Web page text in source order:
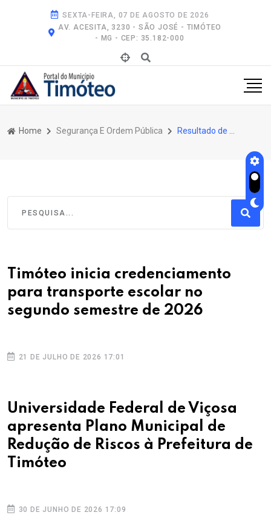
SEXTA-FEIRA, 07 DE AGOSTO DE 2026
AV. ACESITA, 3230 - SÃO JOSÉ - TIMÓTEO
- MG - CEP: 35.182-000
Home Segurança E Ordem Pública
Timóteo inicia credenciamento
para transporte escolar no
segundo semestre de 2026
21 DE JULHO DE 2026 17:01
Universidade Federal de Viçosa
apresenta Plano Municipal de
Redução de Riscos à Prefeitura de
Timóteo
30 DE JUNHO DE 2026 17:09